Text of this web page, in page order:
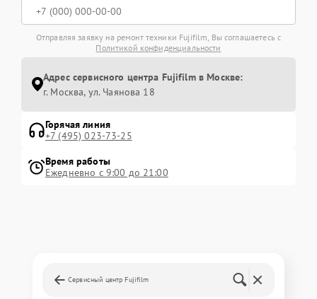
Отправляя заявку на ремонт техники Fujifilm, Вы соглашаетесь с
Политикой конфиденциальности
Адрес сервисного центра Fujifilm в Москве:
г. Москва, ул. Чаянова 18
Горячая линия
+7 (495) 023-73-25
Время работы
Ежедневно с 9:00 до 21:00
Сервисный центр Fujifilm